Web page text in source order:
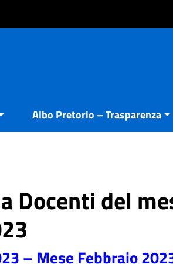
Albo Pretorio – Trasparenza
Docenti del
– Mese Febbraio